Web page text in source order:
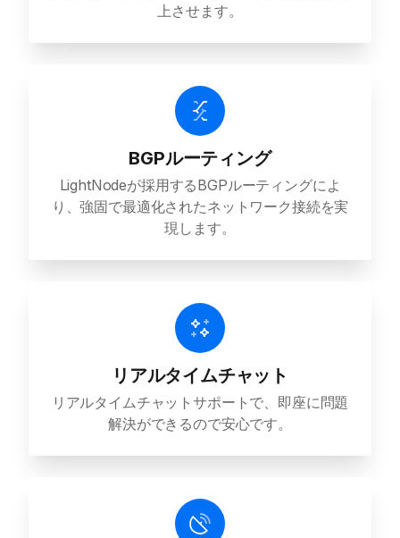
上させます。
BGPルーティング
LightNodeが採用するBGPルーティングによ
り、強固で最適化されたネットワーク接続を実
現します。
リアルタイムチャット
リアルタイムチャットサポートで、即座に問題
解決ができるので安心です。